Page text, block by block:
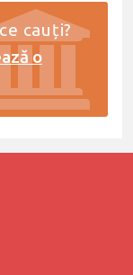
cauți?
o